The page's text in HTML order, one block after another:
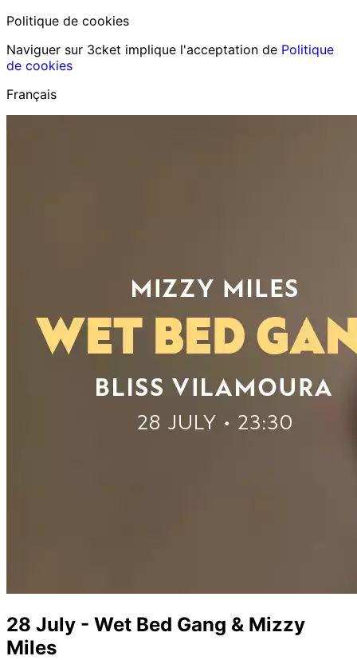
Politique de cookies
Naviguer sur 3cket implique l'acceptation de Politique
de cookies
Français
28 July - Wet Bed Gang & Mizzy
Miles